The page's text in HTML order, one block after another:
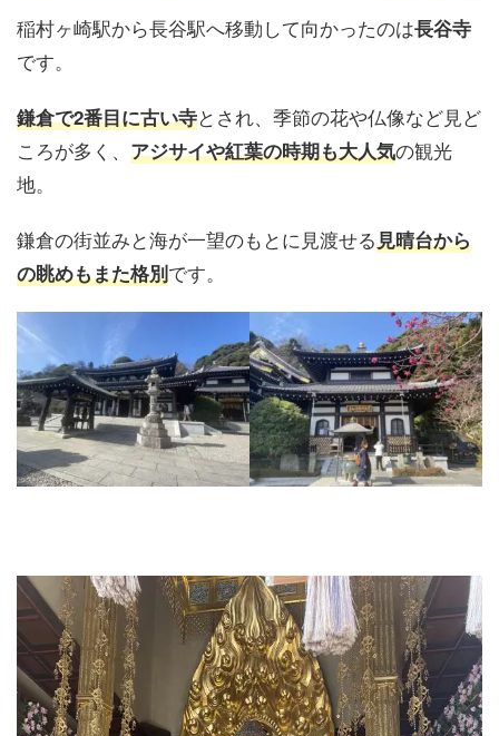
稲村ヶ崎駅から長谷駅へ移動して向かったのは長谷寺
です。
鎌倉で2番目に古い寺とされ、季節の花や仏像など見ど
ころが多く、 アジサイや紅葉の時期も大人気の観光
地。
鎌倉の街並みと海が一望のもとに見渡せる見晴台から
の眺めもまた格別です。